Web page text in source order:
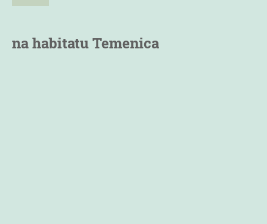
na habitatu Temenica